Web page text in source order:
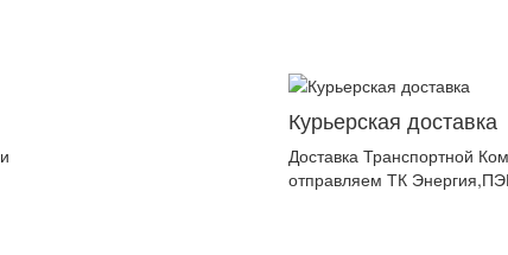
Курьерская доставка
Доставка Транспортной
отправляем ТК